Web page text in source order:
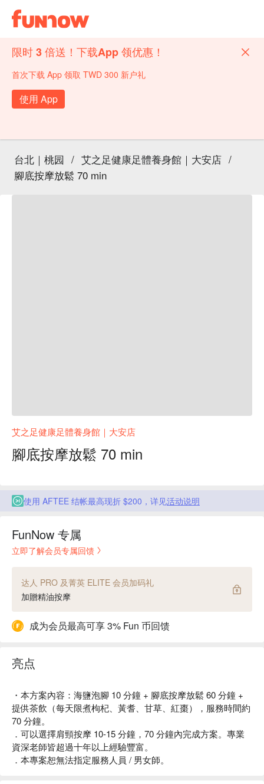
限时 3 倍送！下载App 领优惠！
首次下载 App 领取 TWD 300 新户礼
使用 App
台北｜桃园 / 艾之足健康足體養身館｜大安店 /
腳底按摩放鬆 70 min
艾之足健康足體養身館｜大安店
腳底按摩放鬆 70 min
使用 AFTEE 结帐最高现折 $200，详见活动说明
FunNow 专属
立即了解会员专属回馈
达人 PRO 及菁英 ELITE 会员加码礼
加贈精油按摩
成为会员最高可享 3% Fun 币回馈
亮点
・本方案內容：海鹽泡腳 10 分鐘 + 腳底按摩放鬆 60 分鐘 +
提供茶飲（每天限煮枸杞、黃耆、甘草、紅棗），服務時間約
70 分鐘。
．可以選擇肩頸按摩 10-15 分鐘，70 分鐘內完成方案。專業
資深老師皆超過十年以上經驗豐富。
．本專案恕無法指定服務人員 / 男女師。